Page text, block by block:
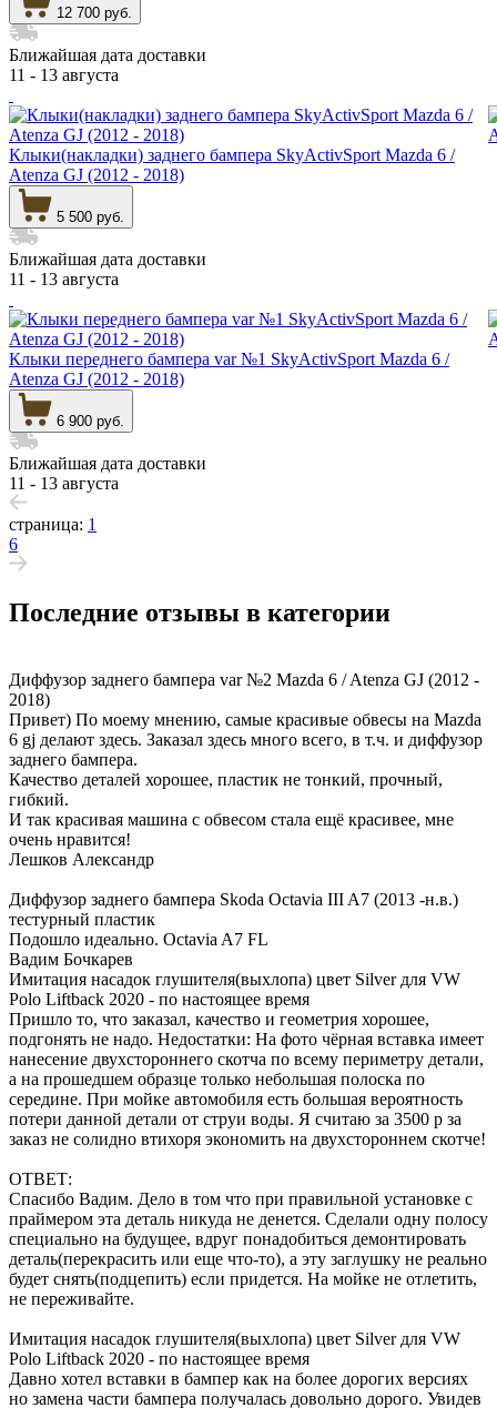
12 700 руб.
Ближайшая дата доставки
11 - 13 августа
Клыки(накладки) заднего бампера SkyActivSport Mazda 6 /
Atenza GJ (2012 - 2018)
5 500 руб.
Ближайшая дата доставки
11 - 13 августа
Клыки переднего бампера var №1 SkyActivSport Mazda 6 /
Atenza GJ (2012 - 2018)
6 900 руб.
Ближайшая дата доставки
11 - 13 августа
страница: 1
6
Последние отзывы в категории
Диффузор заднего бампера var №2 Mazda 6 / Atenza GJ (2012 -
2018)
Привет) По моему мнению, самые красивые обвесы на Mazda
6 gj делают здесь. Заказал здесь много всего, в т.ч. и диффузор
заднего бампера.
Качество деталей хорошее, пластик не тонкий, прочный,
гибкий.
И так красивая машина с обвесом стала ещё красивее, мне
очень нравится!
Лешков Александр
Диффузор заднего бампера Skoda Octavia III A7 (2013 -н.в.)
тестурный пластик
Подошло идеально. Octavia A7 FL
Вадим Бочкарев
Имитация насадок глушителя(выхлопа) цвет Silver для VW
Polo Liftback 2020 - по настоящее время
Пришло то, что заказал, качество и геометрия хорошее,
подгонять не надо. Недостатки: На фото чёрная вставка имеет
нанесение двухстороннего скотча по всему периметру детали,
а на прошедшем образце только небольшая полоска по
середине. При мойке автомобиля есть большая вероятность
потери данной детали от струи воды. Я считаю за 3500 р за
заказ не солидно втихоря экономить на двухстороннем скотче!
ОТВЕТ:
Спасибо Вадим. Дело в том что при правильной установке с
праймером эта деталь никуда не денется. Сделали одну полосу
специально на будущее, вдруг понадобиться демонтировать
деталь(перекрасить или еще что-то), а эту заглушку не реально
будет снять(подцепить) если придется. На мойке не отлетить,
не переживайте.
Имитация насадок глушителя(выхлопа) цвет Silver для VW
Polo Liftback 2020 - по настоящее время
Давно хотел вставки в бампер как на более дорогих версиях
но замена части бампера получалась довольно дорого. Увидев